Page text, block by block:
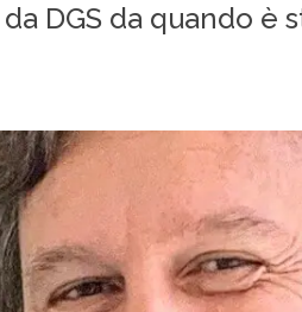
DGS da quando è